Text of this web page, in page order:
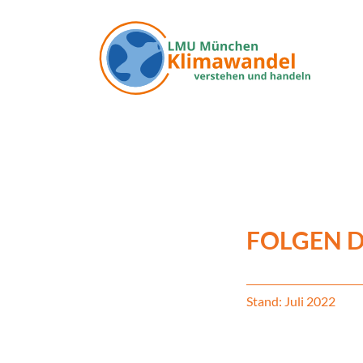
FOLGEN
Stand: Juli 2022